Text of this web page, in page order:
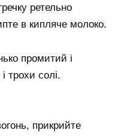
ретельно
в кипляче молоко.
промитий і
трохи солі.
прикрийте